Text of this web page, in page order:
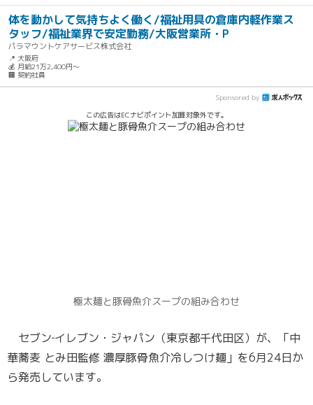
体を動かして気持ちよく働く/福祉用具の倉庫内軽作業ス
タッフ/福祉業界で安定勤務/大阪営業所・P
パラマウントケアサービス株式会社
📍 大阪府
💰 月給21万2,400円～
🏢 契約社員
Sponsored by
この広告はECナビポイント加算対象外です。
極太麺と豚骨魚介スープの組み合わせ
セブン‐イレブン・ジャパン（東京都千代田区）が、「中
華蕎麦 とみ田監修 濃厚豚骨魚介冷しつけ麺」を6月24日か
ら発売しています。